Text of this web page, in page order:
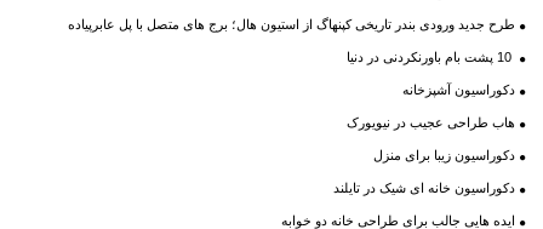
طرح جدید ورودی بندر تاریخی کپنهاگ از استیون هال؛ برج های متصل با پل عابرپیاده
دکوراسیون آشپزخانه
هاب طراحی عجیب در نیویورک
دکوراسیون زیبا برای منزل
دکوراسیون خانه ای شیک در تایلند
ایده هایی جالب برای طراحی خانه دو خوابه